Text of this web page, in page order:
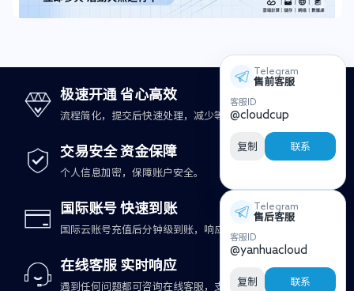
极速开通 省心高效
流程简化，提交后快速处理，减少等待时间。
交易安全 资金保障
个人信息加密，保障账户安全。
国际账号 快速到账
国际云账号充值后分钟级到账，响应更及时。
在线客服 实时响应
遇到任何问题都可咨询在线客服，支持快速处理。
Telegram
售前客服
客服ID
@cloudcup
复制 联系
Telegram
售后客服
客服ID
@yanhuacloud
复制 联系